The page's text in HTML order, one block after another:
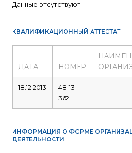
Данные отсутствуют
КВАЛИФИКАЦИОННЫЙ АТТЕСТАТ
ДАТА НОМЕР
18.12.2013
48-13-
362
ИНФОРМАЦИЯ О ФОРМЕ
ДЕЯТЕЛЬНОСТИ